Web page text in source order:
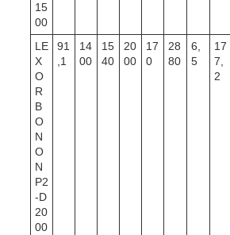
15
00
LE
X
O
R
B
O
N
O
N
P2
-D
20
00
91
,1
14
00
15
40
20
00
17
0
28
80
6,
5
17
7,
2